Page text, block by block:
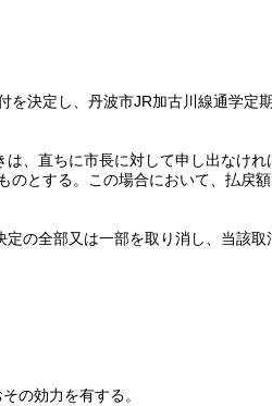
決定し、丹波市JR加古川線通学定
、直ちに市長に対して申し出なけれ
とする。
この場合において、払戻
の全部又は一部を取り消し、当該
の効力を有する。